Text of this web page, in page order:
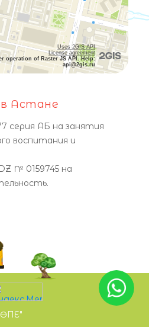
Uses 2GIS API
License agreement
operation of Raster JS API. Help:
api@2gis.ru
Астане
серия АБ на занятия
воспитания и
№ 0159745 на